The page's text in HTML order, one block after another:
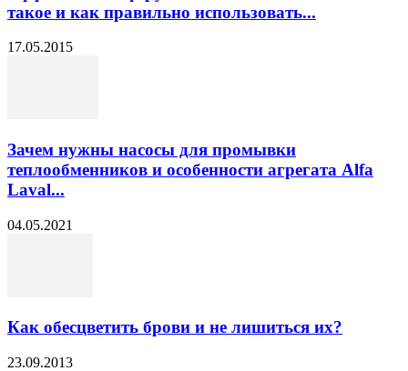
такое и как правильно использовать...
17.05.2015
Зачем нужны насосы для промывки
теплообменников и особенности агрегата Alfa
Laval...
04.05.2021
Как обесцветить брови и не лишиться их?
23.09.2013